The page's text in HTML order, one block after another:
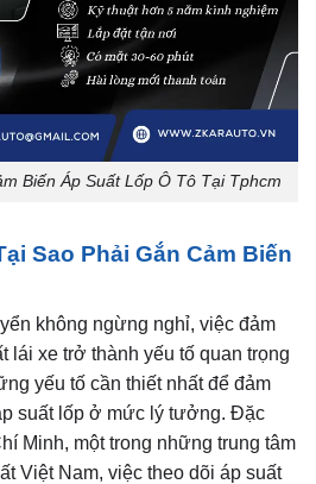
Biến Áp Suất Lốp Ô Tô Tại Tphcm
Sao Phải Gắn Cảm Biến
không ngừng nghỉ, việc đảm
lái xe trở thành yếu tố quan trọng
yếu tố cần thiết nhất để đảm
suất lốp ở mức lý tưởng. Đặc
Minh, một trong những trung tâm
Việt Nam, việc theo dõi áp suất